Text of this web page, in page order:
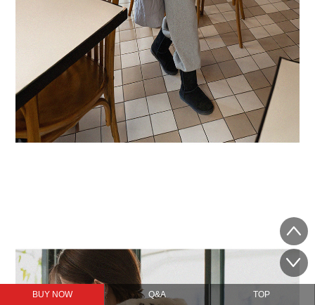
BUY NOW Q&A TOP